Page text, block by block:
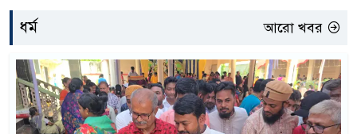
ধর্ম আরো খবর